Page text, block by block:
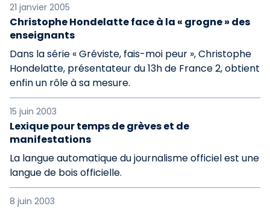
21 janvier 2005
Christophe Hondelatte face à la « grogne » des
enseignants
Dans la série « Gréviste, fais-moi peur », Christophe
Hondelatte, présentateur du 13h de France 2, obtient
enfin un rôle à sa mesure.
15 juin 2003
Lexique pour temps de grèves et de
manifestations
La langue automatique du journalisme officiel est une
langue de bois officielle.
8 juin 2003